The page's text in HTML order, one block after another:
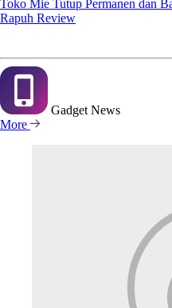
Toko Mie Tutup Permanen dan
Rapuh Review
Gadget News
More